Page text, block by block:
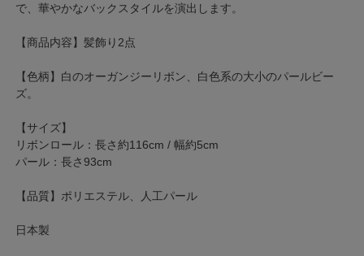
で、華やかなバックスタイルを演出します。
【商品内容】髪飾り2点
【色柄】白のオーガンジーリボン、白色系の大小のパールビー
ズ。
【サイズ】
リボンロール：長さ約116cm / 幅約5cm
パール：長さ93cm
【品質】ポリエステル、人工パール
日本製